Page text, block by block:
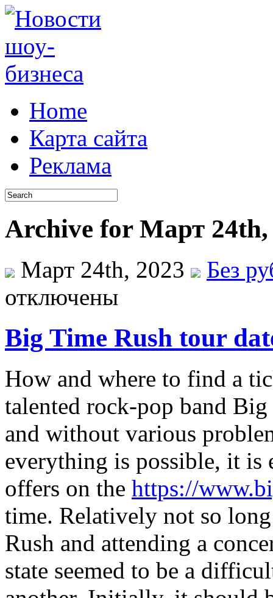
Home
Карта сайта
Реклама
Archive for Март 24th,
Март 24th, 2023
Без
отключены
Big Time Rush tour
How and where to find a
talented rock-pop band
and without various
everything is possible, it is
offers on the https://
time. Relatively not so
Rush and attending a
state seemed to be a